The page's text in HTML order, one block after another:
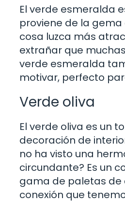
El verde esmeralda
proviene de la
cosa luzca más
extrañar que
verde esmeralda
motivar, perfecto
Verde oliva
El verde oliva es un
decoración de
no ha visto una
circundante? Es un
gama de paletas de
conexión que